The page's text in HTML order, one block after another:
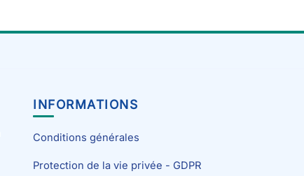
INFORMATIONS
Conditions générales
Protection de la vie privée - GDPR